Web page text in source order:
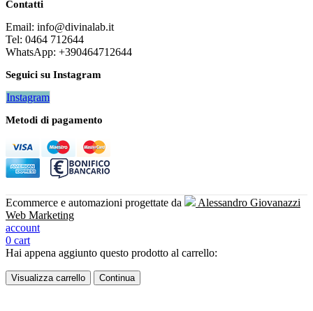
Contatti
Email: info@divinalab.it
Tel: 0464 712644
WhatsApp: +390464712644
Seguici su Instagram
Instagram
Metodi di pagamento
Ecommerce e automazioni progettate da
Alessandro Giovanazzi
Web Marketing
account
0 cart
Hai appena aggiunto questo prodotto al carrello:
Visualizza carrello Continua